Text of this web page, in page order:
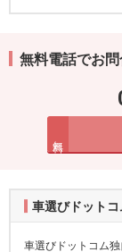
無料電話でお
車選びドット
車選びドットコム